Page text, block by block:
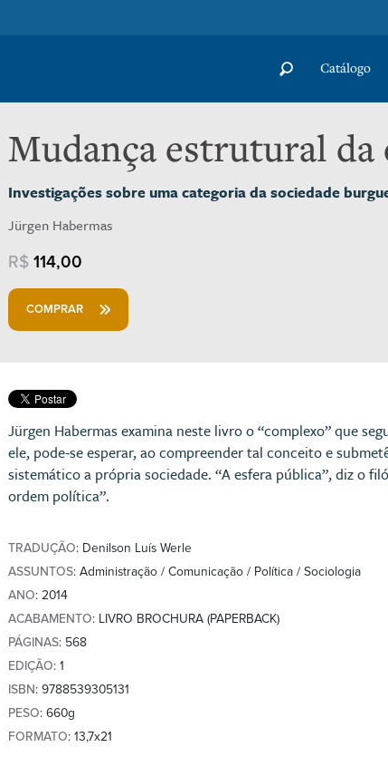
Catálogo
Mudança estrutural da
Investigações sobre uma categoria da sociedade
Jürgen Habermas
R$ 114,00
COMPRAR
Jürgen Habermas examina neste livro o “complexo” que
ele, pode-se esperar, ao compreender tal conceito e
sistemático a própria sociedade. “A esfera pública”, diz o
ordem política”.
TRADUÇÃO: Denilson Luís Werle
ASSUNTOS: Administração / Comunicação / Política / Sociologia
ANO: 2014
ACABAMENTO: LIVRO BROCHURA (PAPERBACK)
PÁGINAS: 568
EDIÇÃO: 1
ISBN: 9788539305131
PESO: 660g
FORMATO: 13,7x21